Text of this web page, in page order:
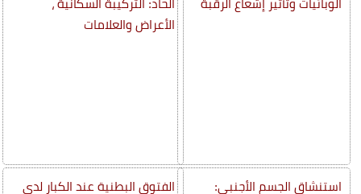
الوبائيات وتأثير إشعاع الرقبة
استنشاق الجسم الأجنبي:
الحاد: التركيبة السكانية ،
الأعراض والعلامات
الفتوق البطنية عند الكبار لدى